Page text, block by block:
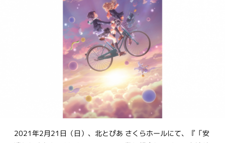
2021年2月21日（日）、北とぴあ さくらホールにて、『「安